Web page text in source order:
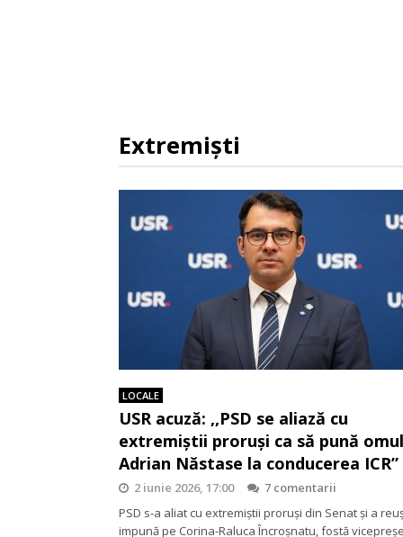
Extremiști
LOCALE
USR acuză: ,,PSD se aliază cu
extremiștii proruși ca să pună
Adrian Năstase la conducerea ICR”
2 iunie 2026, 17:00
7 comentarii
PSD s-a aliat cu extremiștii proruși din Senat și a
impună pe Corina-Raluca Încroșnatu, fostă